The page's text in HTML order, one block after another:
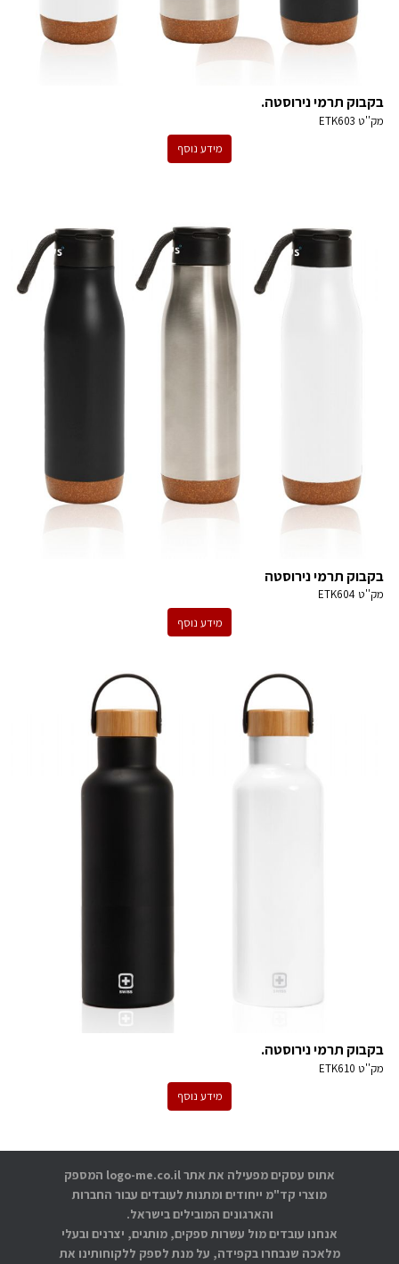
בקבוק תרמי נירוסטה.
מק''ט ETK603
מידע נוסף
בקבוק תרמי נירוסטה
מק''טETK604
מידע נוסף
בקבוק תרמי נירוסטה.
מק''ט ETK610
מידע נוסף
אתוס עסקים מפעילה את אתר logo-me.co.il המספק
מוצרי קד"מ ייחודים ומתנות לעובדים עבור החברות
והארגונים המובילים בישראל.
אנחנו עובדים מול עשרות ספקים, מותגים, יצרנים ובעלי
מלאכה שנבחרו בקפידה, על מנת לספק ללקוחותינו את